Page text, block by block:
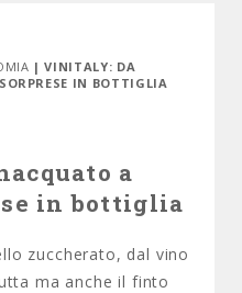
| VINITALY: DA
IN BOTTIGLIA
a
in bottiglia
zuccherato, dal vino
ma anche il finto